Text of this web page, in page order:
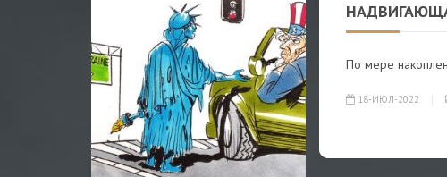
По мере
18-ИЮЛ-2022